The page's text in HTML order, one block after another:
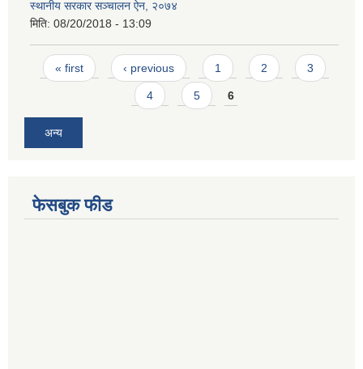
स्थानीय सरकार सञ्चालन ऐन, २०७४
मिति: 08/20/2018 - 13:09
Pages
« first ‹ previous 1 2 3
4 5 6
अन्य
फेसबुक फीड